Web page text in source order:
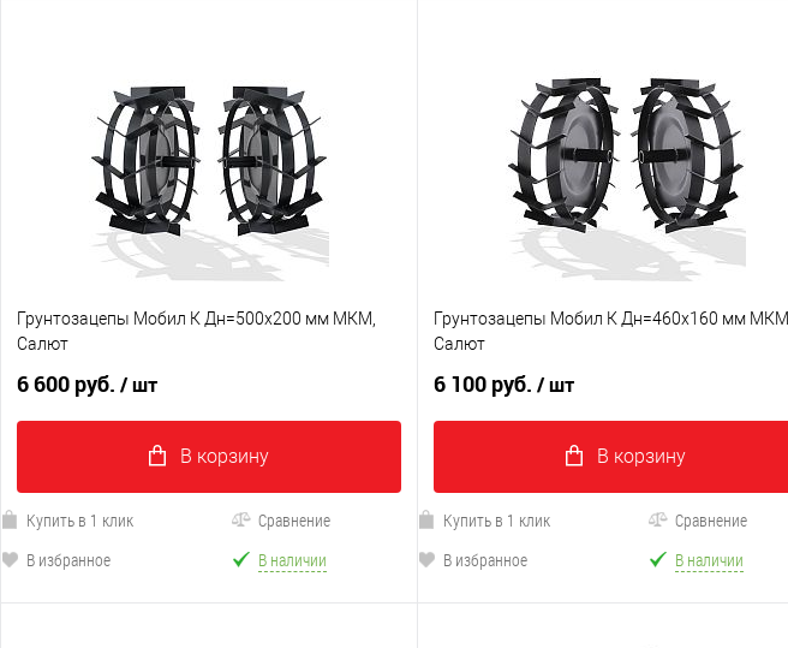
Грунтозацепы Мобил К Дн=500х200 мм МКМ,
Салют
6 600 руб. / шт
В корзину
Купить в 1 клик
Сравнение
В избранное
В наличии
Грунтозацепы Мобил К Дн=460х160 мм МКМ,
Салют
6 100 руб./ шт
В корзину
Купить в 1 клик
Сравнение
В избранное
В наличии